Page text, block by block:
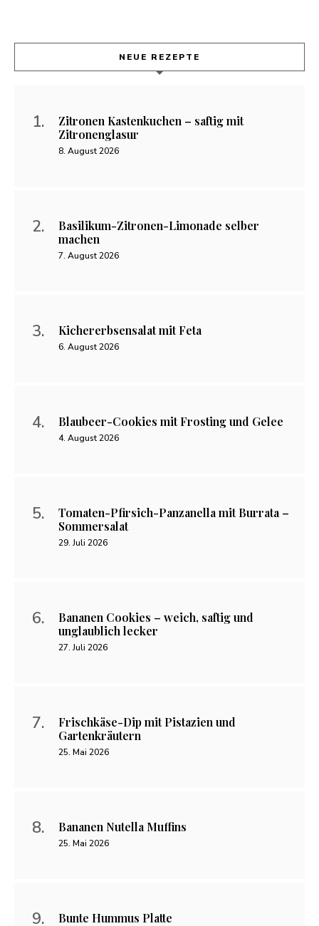
NEUE REZEPTE
Zitronen Kastenkuchen – saftig mit
Zitronenglasur
8. August 2026
Basilikum-Zitronen-Limonade selber
machen
7. August 2026
Kichererbsensalat mit Feta
6. August 2026
Blaubeer-Cookies mit Frosting und Gelee
4. August 2026
Tomaten-Pfirsich-Panzanella mit Burrata –
Sommersalat
29. Juli 2026
Bananen Cookies – weich, saftig und
unglaublich lecker
27. Juli 2026
Frischkäse-Dip mit Pistazien und
Gartenkräutern
25. Mai 2026
Bananen Nutella Muffins
25. Mai 2026
Bunte Hummus Platte